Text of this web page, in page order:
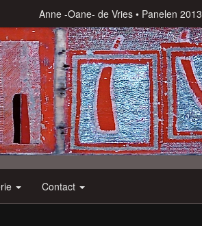
Anne -Oane- de Vries Panelen 2013
Contact